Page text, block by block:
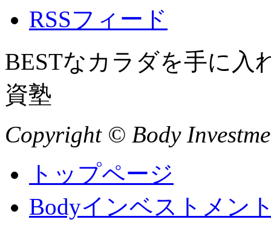
RSSフィード
BESTなカラダを手に入
資塾
Copyright © Body
トップページ
Bodyインベストメン